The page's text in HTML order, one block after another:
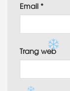
Email *
Trang web